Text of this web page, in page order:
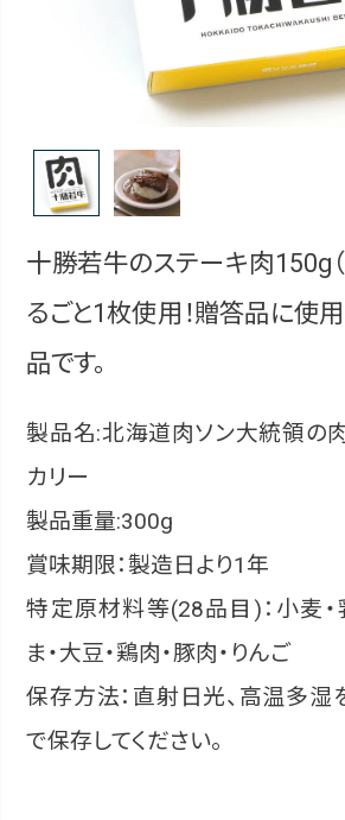
十勝若牛のステーキ肉150g
るごと1枚使用！贈答品に使
品です。
製品名:北海道肉ソン大統領の
カリー
製品重量:300g
賞味期限：製造日より1年
特定原材料等(28品目)：小麦・
ま・大豆・鶏肉・豚肉・りんご
保存方法：直射日光、高温多湿
で保存してください。